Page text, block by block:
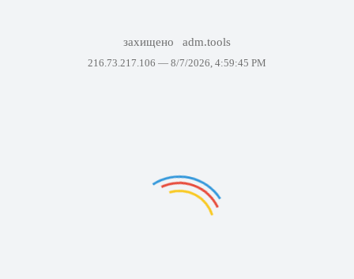
захищено adm.tools
216.73.217.106 — 8/7/2026, 4:59:45 PM